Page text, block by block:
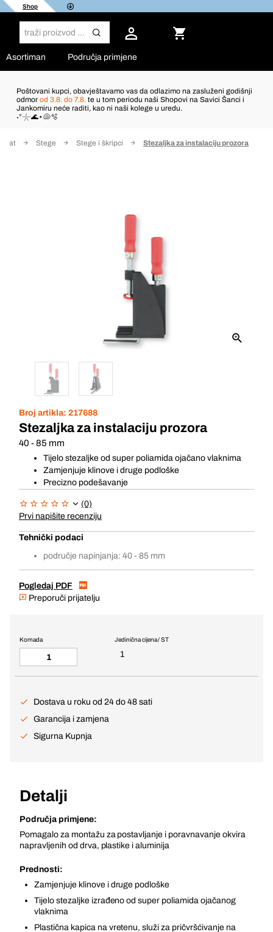
Shop
Asortiman Područja primjene
Poštovani kupci, obavještavamo vas da odlazimo na zasluženi godišnji
odmor od 3.8. do 7.8. te u tom periodu naši Shopovi na Savici Šanci i
Jankomiru neće raditi, kao ni naši kolege u uredu.
˖°𓇼🌊⋆🐚🫧
alat Stege Stege i škripci Stezaljka za instalaciju prozora
Broj artikla: 217688
Stezaljka za instalaciju prozora
40 - 85 mm
Tijelo stezaljke od super poliamida ojačano vlaknima
Zamjenjuje klinove i druge podloške
Precizno podešavanje
(0)
Prvi napišite recenziju
Tehnički podaci
područje napinjanja: 40 - 85 mm
Pogledaj PDF
Preporuči prijatelju
Jedinična cijena / ST
1
Komada
Dostava u roku od 24 do 48 sati
Garancija i zamjena
Sigurna Kupnja
Detalji
Područja primjene:
Pomagalo za montažu za postavljanje i poravnavanje okvira
napravljenih od drva, plastike i aluminija
Prednosti:
Zamjenjuje klinove i druge podloške
Tijelo stezaljke izrađeno od super poliamida ojačanog
vlaknima
Plastična kapica na vretenu, služi za pričvršćivanje na